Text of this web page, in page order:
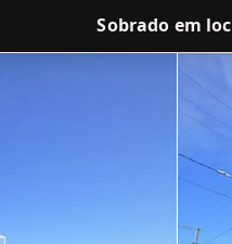
Sobrado em